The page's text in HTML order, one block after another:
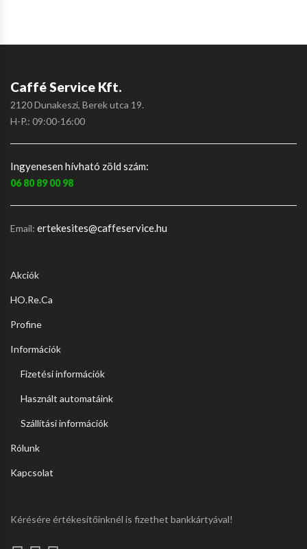
Caffé Service Kft.
2120 Dunakeszi, Berek utca 19.
H-P.: 09:00-16:00
Ingyenesen hívható zöld szám:
06 80 89 00 98
Email: ertekesites@caffeservice.hu
Akciók
HO.Re.Ca
Profine
Információk
Fizetési információk
Használt automatáink
Szállítási információk
Rólunk
Kapcsolat
Kérésére értékesítőinknél is fizethet bankkártyával!